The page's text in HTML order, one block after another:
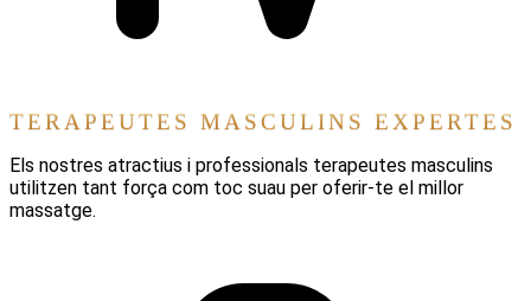
TERAPEUTES MASCULINS EXPERTES
Els nostres atractius i professionals terapeutes masculins
utilitzen tant força com toc suau per oferir-te el millor
massatge.